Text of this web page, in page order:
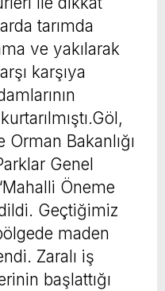
tarımda
ve yakılarak
karşıya
Orman Bakanlığı
Genel
Öneme
Geçtiğimiz
maden
Zaralı iş
başlattığı